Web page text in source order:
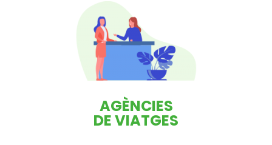
AGÈNCIES
DE VIATGES